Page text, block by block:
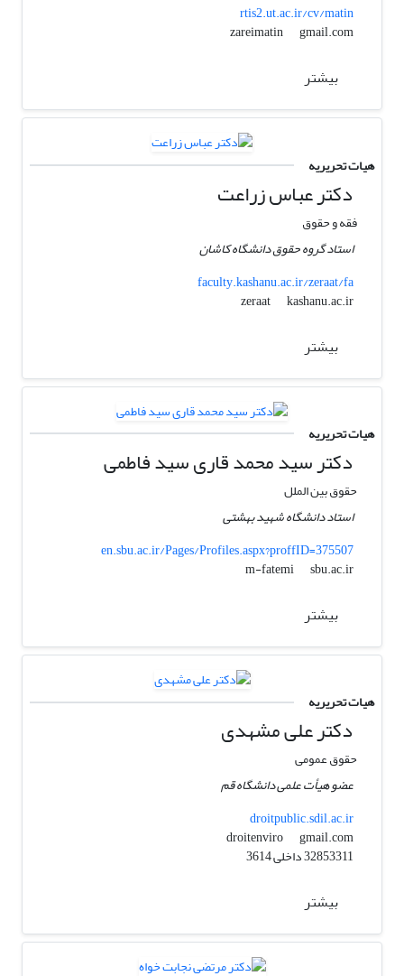
rtis2.ut.ac.ir/cv/matin
zareimatin
gmail.com
بیشتر
هیات تحریریه
دکتر عباس زراعت
فقه و حقوق
استاد گروه حقوق دانشگاه کاشان
faculty.kashanu.ac.ir/zeraat/fa
zeraat
kashanu.ac.ir
بیشتر
هیات تحریریه
دکتر سید محمد قاری سید فاطمی
حقوق بین الملل
استاد دانشگاه شهید بهشتی
en.sbu.ac.ir/Pages/Profiles.aspx?proffID=375507
m-fatemi
sbu.ac.ir
بیشتر
هیات تحریریه
دکتر علی مشهدی
حقوق عمومی
عضو هیأت علمی دانشگاه قم
droitpublic.sdil.ac.ir
droitenviro
gmail.com
بیشتر